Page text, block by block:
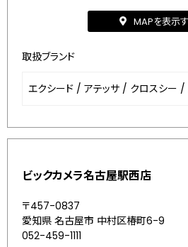
MAPを表示
取扱ブランド
エクシード / アテッサ / クロスシー /
ビックカメラ名古屋駅西店
〒457-0837
愛知県 名古屋市 中村区椿町6-9
052-459-1111